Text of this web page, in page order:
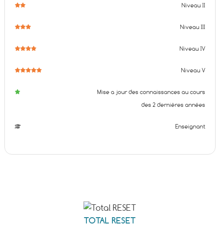
Niveau II
Niveau III
Niveau IV
Niveau V
Mise a jour des connaissances au cours
des 2 dernières années
Enseignant
TOTAL RESET